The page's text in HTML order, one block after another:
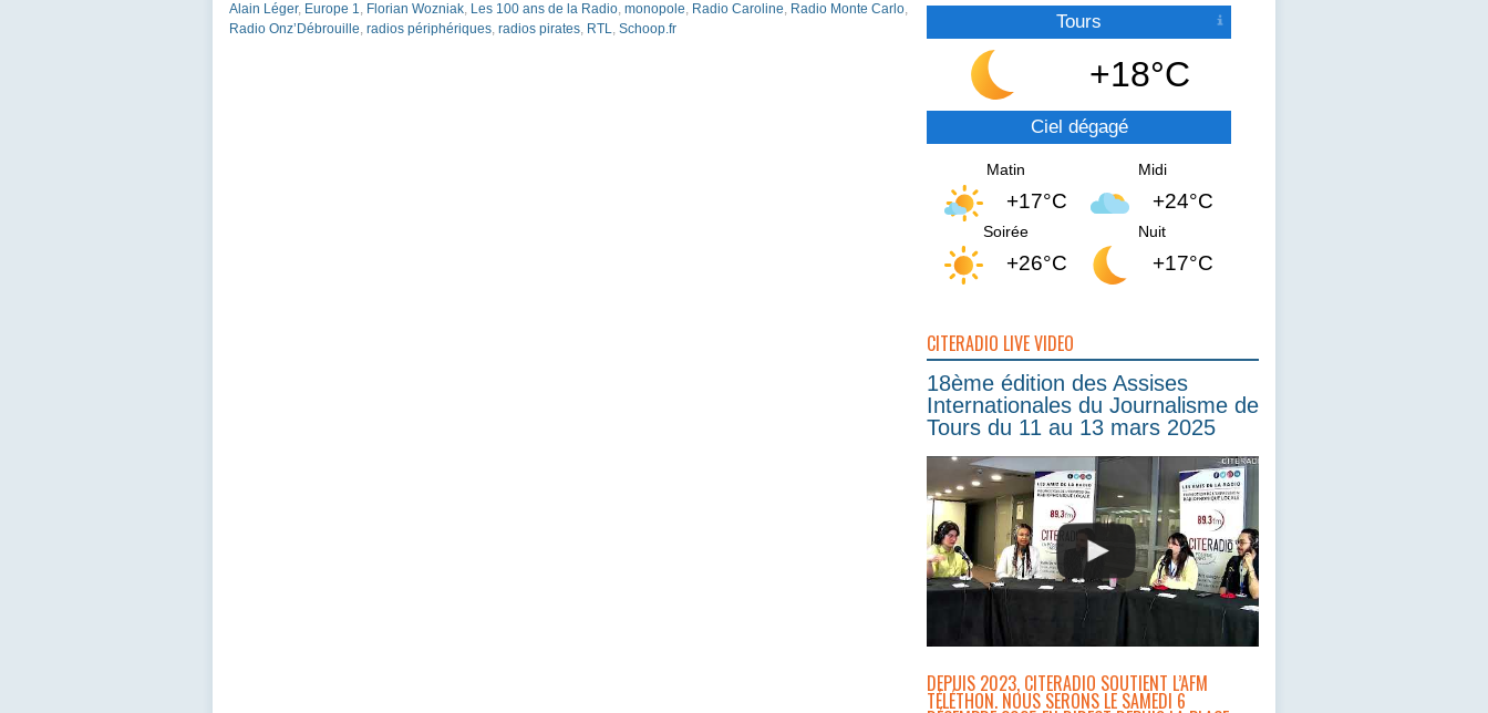
Alain Léger, Europe 1, Florian Wozniak, Les 100 ans de la Radio, monopole, Radio Caroline, Radio Monte Carlo,
Radio Onz’Débrouille, radios périphériques, radios pirates, RTL, Schoop.fr Tours
+18°C
Ciel dégagé
Matin
+17°C
Midi
+24°C
Soirée
+26°C
Nuit
+17°C
CITERADIO LIVE VIDEO
18ème édition des Assises
Internationales du Journalisme de
Tours du 11 au 13 mars 2025
DEPUIS 2023, CITERADIO SOUTIENT L’AFM
TÉLÉTHON. NOUS SERONS LE SAMEDI 6